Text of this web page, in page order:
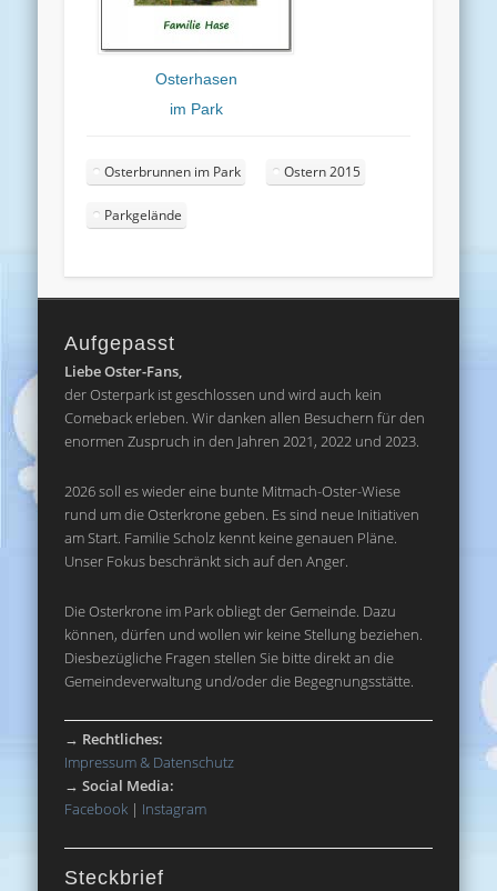
Osterhasen
im Park
Osterbrunnen im Park Ostern 2015
Parkgelände
Aufgepasst
Liebe Oster-Fans,
der Osterpark ist geschlossen und wird auch kein
Comeback erleben. Wir danken allen Besuchern für den
enormen Zuspruch in den Jahren 2021, 2022 und 2023.
2026 soll es wieder eine bunte Mitmach-Oster-Wiese
rund um die Osterkrone geben. Es sind neue Initiativen
am Start. Familie Scholz kennt keine genauen Pläne.
Unser Fokus beschränkt sich auf den Anger.
Die Osterkrone im Park obliegt der Gemeinde. Dazu
können, dürfen und wollen wir keine Stellung beziehen.
Diesbezügliche Fragen stellen Sie bitte direkt an die
Gemeindeverwaltung und/oder die Begegnungsstätte.
→ Rechtliches:
Impressum & Datenschutz
→Social Media:
Facebook | Instagram
Steckbrief